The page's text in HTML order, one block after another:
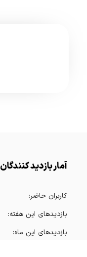
آمار بازدید کنندگان
کاربران حاضر:
بازدیدهای این هفته:
بازدیدهای این ماه: